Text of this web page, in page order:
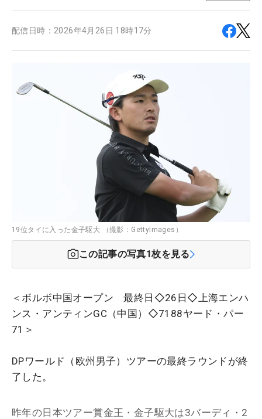
配信日時： 2026年4月26日 18時17分
19位タイに入った金子駆大 （撮影：GettyImages）
この記事の写真1枚を見る
＜ボルボ中国オープン 最終日◇26日◇上海エンハ
ンス・アンティンGC（中国）◇7188ヤード・パー
71＞
DPワールド（欧州男子）ツアーの最終ラウンドが終
了した。
昨年の日本ツアー賞金王・金子駆大は3バーディ・2